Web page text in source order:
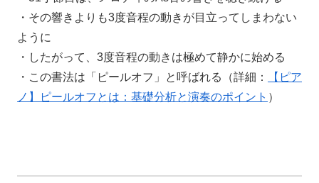
・その響きよりも3度音程の動きが目立ってしまわない
ように
・したがって、3度音程の動きは極めて静かに始める
・この書法は「ピールオフ」と呼ばれる（詳細：
【ピア
ノ】ピールオフとは：基礎分析と演奏のポイント ）